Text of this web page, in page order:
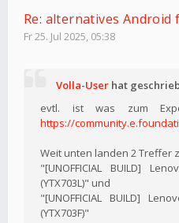
Re: alternatives
Fr 25. Jul 2025, 05:38
Volla-User hat
evtl. ist was zum
https://
Weit unten landen 2 Treffer
"[UNOFFICIAL BUILD]
(YTX703L)" und
"[UNOFFICIAL BUILD]
(YTX703F)"